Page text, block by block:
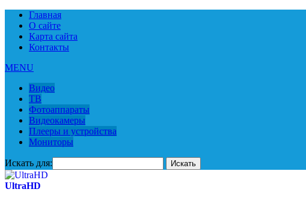
Главная
О сайте
Карта сайта
Контакты
MENU
Видео
ТВ
Фотоаппараты
Видеокамеры
Плееры и устройства
Мониторы
Искать для:
UltraHD